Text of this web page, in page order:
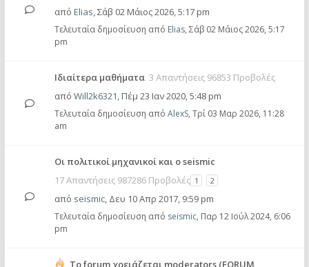
από Elias,Σάβ 02 Μάιος 2026, 5:17 pm
Τελευταία δημοσίευση από Elias, Σάβ 02 Μάιος 2026, 5:17
pm
Ιδιαίτερα μαθήματα 3 Απαντήσεις 96853 Προβολές
από Will2k6321, Πέμ 23 Ιαν 2020, 5:48 pm
Τελευταία δημοσίευση από AlexS, Τρί 03 Μαρ 2026, 11:28
am
Οι πολιτικοί μηχανικοί και ο seismic
17 Απαντήσεις 987286 Προβολές 1 2
από seismic, Δευ 10 Απρ 2017, 9:59 pm
Τελευταία δημοσίευση από seismic, Παρ 12 Ιούλ 2024, 6:06
pm
Το forum χρειάζεται moderators (FORUM